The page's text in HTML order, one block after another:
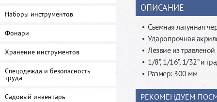
Наборы инструментов
Фонари
Хранение инструментов
Спецодежда и безопасность
труда
Садовый инвентарь
ОПИСАНИЕ
Съемная латунная
Ударопрочная
Лезвие из
1/8”, 1/16”, 1/32” и
Размер: 300 мм
РЕКОМЕНДУЕМ